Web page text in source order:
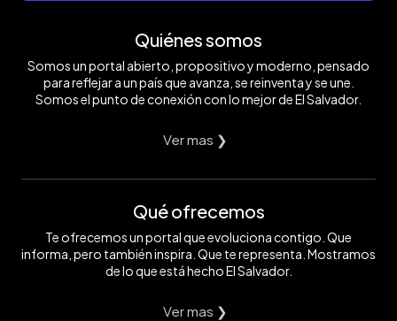
Quiénes somos
Somos un portal abierto, propositivo y moderno, pensado
para reflejar a un país que avanza, se reinventa y se une.
Somos el punto de conexión con lo mejor de El Salvador.
Ver mas ❯
Qué ofrecemos
Te ofrecemos un portal que evoluciona contigo. Que
informa, pero también inspira. Que te representa. Mostramos
de lo que está hecho El Salvador.
Ver mas ❯